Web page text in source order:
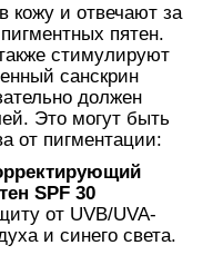
кожу и отвечают за
пятен.
стимулируют
санскрин
должен
Это могут быть
от пигментации:
SPF 30
от UVB/UVA-
и синего света.